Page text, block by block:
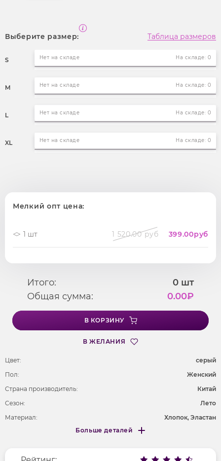
Выберите размер: Таблица размеров
S Нет на складе На складе: 0
M Нет на складе На складе: 0
L Нет на складе На складе: 0
XL Нет на складе На складе: 0
Мелкий опт цена:
1 шт 1 520.00 руб 399.00руб
Итого: 0 шт
Общая сумма:
0.00₽
В КОРЗИНУ
В ЖЕЛАНИЯ
Цвет:
серый
Пол:
Женский
Страна производитель:
Китай
Сезон:
Лето
Материал:
Хлопок, Эластан
Больше деталей
Меньше деталей